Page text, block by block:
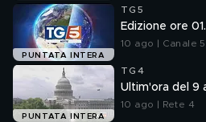
PUNTATA INTERA
TG5
Edizione ore
10 ago | Canale 5
PUNTATA INTERA
TG4
Ultim'ora del 9
10 ago | Rete 4